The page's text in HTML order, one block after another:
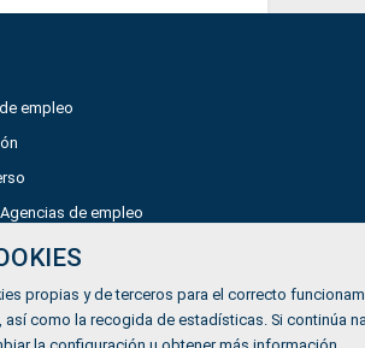
empleo
de empleo
somos
propias y de terceros para el correcto
así como la recogida de estadísticas. Si continúa